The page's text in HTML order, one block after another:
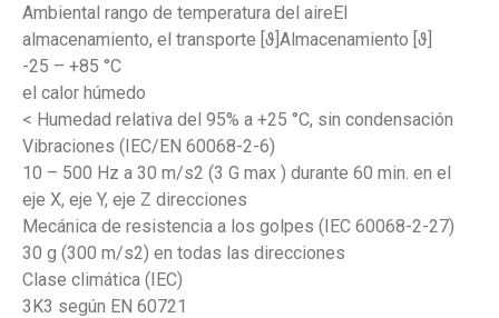
Ambiental rango de temperatura del aireEl
almacenamiento, el transporte [ϑ]Almacenamiento [ϑ]
-25 – +85 °C
el calor húmedo
< Humedad relativa del 95% a +25 °C, sin condensación
Vibraciones (IEC/EN 60068-2-6)
10 – 500 Hz a 30 m/s2 (3 G max ) durante 60 min. en el
eje X, eje Y, eje Z direcciones
Mecánica de resistencia a los golpes (IEC 60068-2-27)
30 g (300 m/s2) en todas las direcciones
Clase climática (IEC)
3K3 según EN 60721